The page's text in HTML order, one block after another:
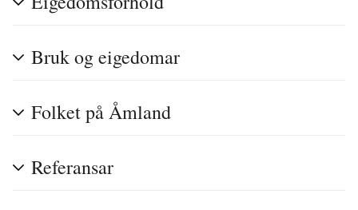
Bruk og eigedomar
Folket på Åmland
Referansar